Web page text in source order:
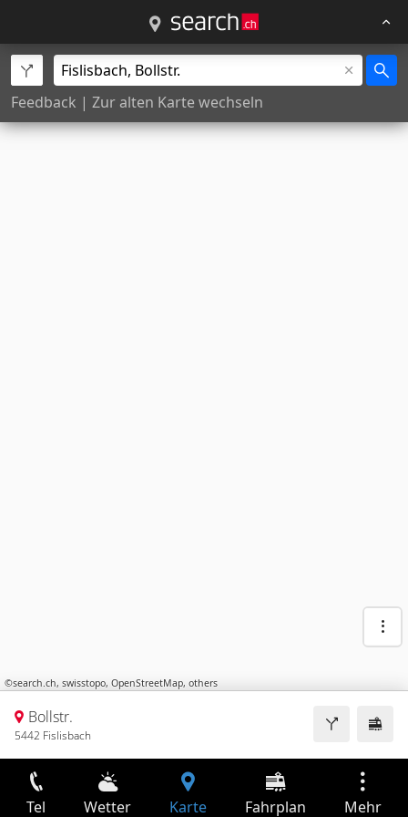
Feedback | Zur alten Karte wechseln
©search.ch, swisstopo, OpenStreetMap, others
Bollstr.
5442 Fislisbach
Tel Wetter Karte Fahrplan Mehr